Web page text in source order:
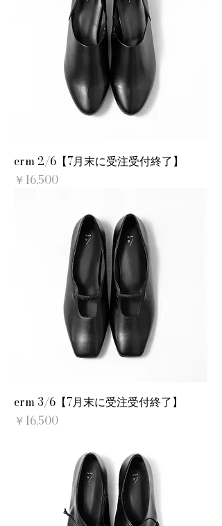
erm 2/6【7月末に受注受付終了】
価格
￥16,500
erm 3/6【7月末に受注受付終了】
価格
￥16,500